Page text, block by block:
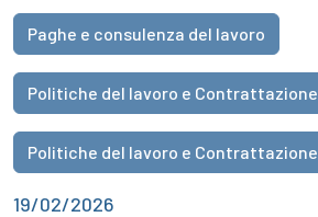
Paghe e consulenza del lavoro
Politiche del lavoro e Contrattazione
Politiche del lavoro e Contrattazione
19/02/2026